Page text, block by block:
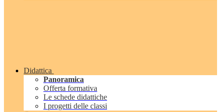
Didattica
Panoramica
Offerta formativa
Le schede didattiche
I progetti delle classi